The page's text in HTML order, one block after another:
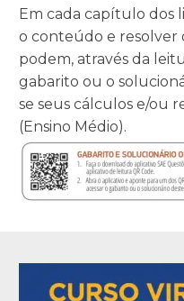
Em cada capítulo dos
o conteúdo e resolver
podem, através da
gabarito ou o
se seus cálculos e/ou
(Ensino Médio).